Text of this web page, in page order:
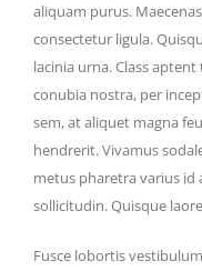
aliquam purus.
consectetur ligula.
lacinia urna. Class
conubia nostra, per
sem, at aliquet magna
hendrerit. Vivamus
metus pharetra varius
sollicitudin. Quisque
Fusce lobortis